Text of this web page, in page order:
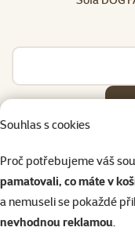
Souhlas s cookies
Proč potřebujeme váš
pamatovali, co máte v
a nemuseli se pokaždé
nevhodnou reklamou.
Napište nám
eshop@superzoo.cz